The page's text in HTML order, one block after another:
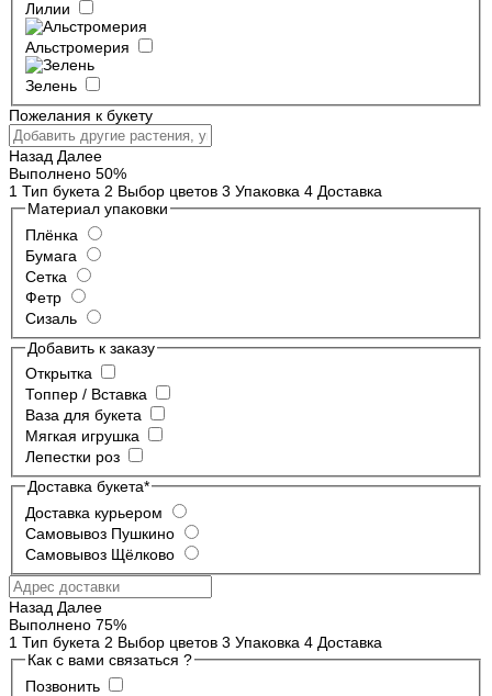
Лилии
Альстромерия
Зелень
Пожелания к букету
Назад Далее
Выполнено 50%
1 Тип букета 2 Выбор цветов 3 Упаковка 4 Доставка
Материал упаковки
Плёнка
Бумага
Сетка
Фетр
Сизаль
Добавить к заказу
Открытка
Топпер / Вставка
Ваза для букета
Мягкая игрушка
Лепестки роз
Доставка букета*
Доставка курьером
Самовывоз Пушкино
Самовывоз Щёлково
Назад Далее
Выполнено 75%
1 Тип букета 2 Выбор цветов 3 Упаковка 4 Доставка
Как с вами связаться ?
Позвонить